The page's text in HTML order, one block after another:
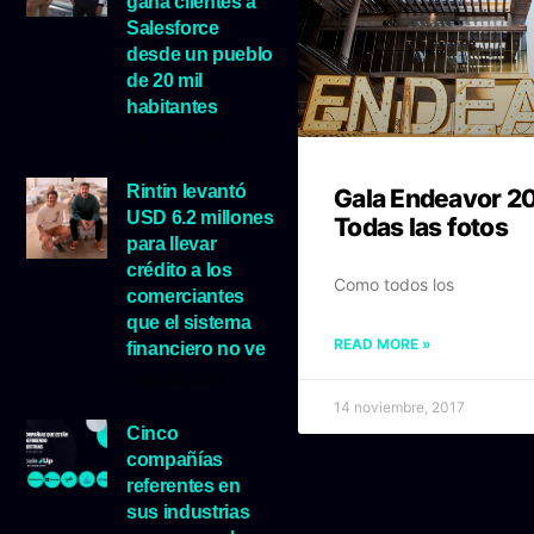
Salesforce
desde un pueblo
de 20 mil
habitantes
Rintin levantó
USD 6.2 millones
para llevar
crédito a los
comerciantes
que el sistema
financiero no ve
Cinco
compañías
referentes en
sus industrias
Gala Endeavor
Todas las fotos
Como todos los
READ MORE »
14 noviembre, 2017